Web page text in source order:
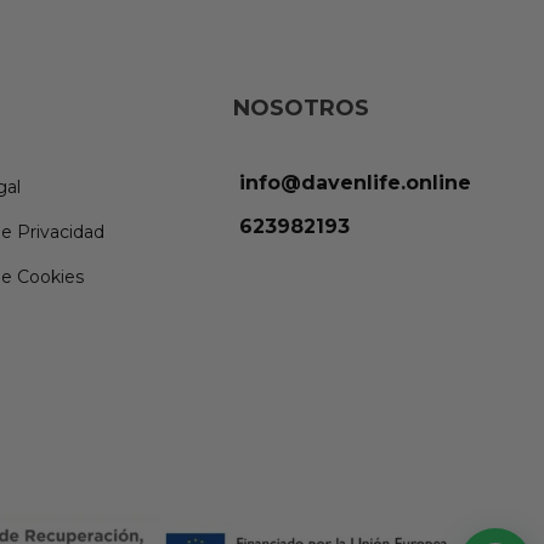
Privacidad
Cookies
NOSOTROS
info@davenlife.online
623982193